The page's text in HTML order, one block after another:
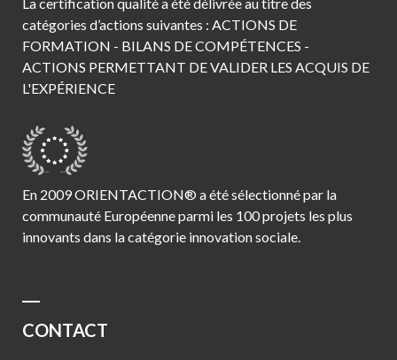
catégories d’actions suivantes : ACTIONS DE
FORMATION - BILANS DE COMPÉTENCES -
ACTIONS PERMETTANT DE VALIDER LES ACQUIS DE
L'EXPÉRIENCE
En 2009 ORIENTACTION® a été sélectionné par la
communauté Européenne parmi les 100 projets les plus
innovants dans la catégorie innovation sociale.
CONTACT